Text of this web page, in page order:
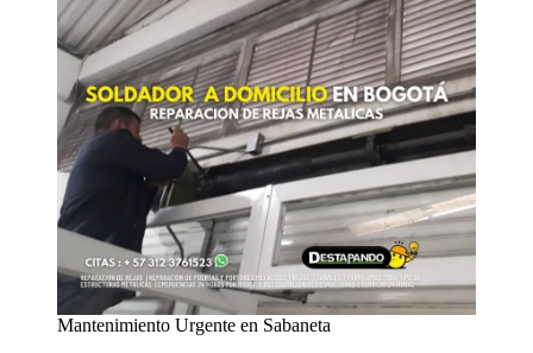
Mantenimiento Urgente en Sabaneta